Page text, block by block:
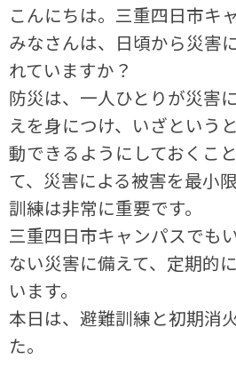
こんにちは。三重四日市キ
みなさんは、日頃から災害
れていますか？
防災は、一人ひとりが災害
えを身につけ、いざという
動できるようにしておくこ
て、災害による被害を最小
訓練は非常に重要です。
三重四日市キャンパスでも
ない災害に備えて、定期的
います。
本日は、避難訓練と初期消
た。